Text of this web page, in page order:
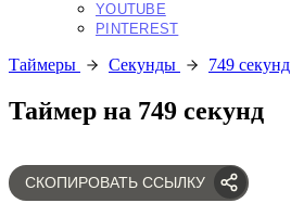
YOUTUBE
PINTEREST
Таймеры Секунды 749 секунд
Таймер на 749 секунд
СКОПИРОВАТЬ ССЫЛКУ